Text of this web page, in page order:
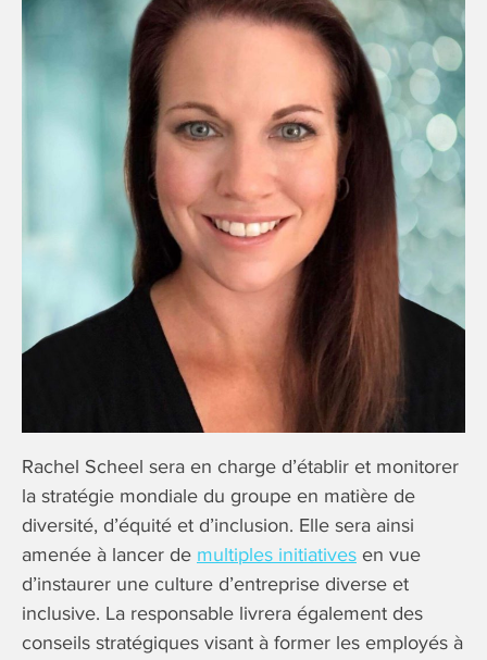
Rachel Scheel sera en charge d’établir et monitorer
la stratégie mondiale du groupe en matière de
diversité, d’équité et d’inclusion. Elle sera ainsi
amenée à lancer de multiples initiatives en vue
d’instaurer une culture d’entreprise diverse et
inclusive. La responsable livrera également des
conseils stratégiques visant à former les employés à